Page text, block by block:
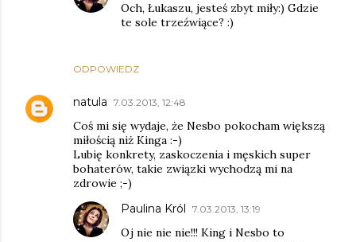
ODPOWIEDZ
Och, Łukaszu, jesteś zbyt miły:) Gdzie
te sole trzeźwiące? :)
natula 7.03.2013, 12:48
Coś mi się wydaje, że Nesbo pokocham większą
miłością niż Kinga :-)
Lubię konkrety, zaskoczenia i męskich super
bohaterów, takie związki wychodzą mi na
zdrowie ;-)
Paulina Król 7.03.2013, 13:19
Oj nie nie nie!!! King i Nesbo to